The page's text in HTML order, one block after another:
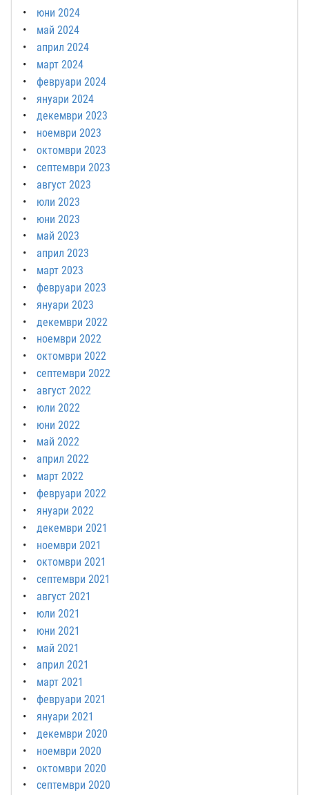
юни 2024
май 2024
април 2024
март 2024
февруари 2024
януари 2024
декември 2023
ноември 2023
октомври 2023
септември 2023
август 2023
юли 2023
юни 2023
май 2023
април 2023
март 2023
февруари 2023
януари 2023
декември 2022
ноември 2022
октомври 2022
септември 2022
август 2022
юли 2022
юни 2022
май 2022
април 2022
март 2022
февруари 2022
януари 2022
декември 2021
ноември 2021
октомври 2021
септември 2021
август 2021
юли 2021
юни 2021
май 2021
април 2021
март 2021
февруари 2021
януари 2021
декември 2020
ноември 2020
октомври 2020
септември 2020